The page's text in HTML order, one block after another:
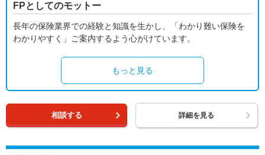
FPとしてのモットー
長年の保険業界での経験と知識を生かし、「わかり難い保険を
わかりやすく」ご案内するよう心がけています。
もっと見る
相談する 詳細を見る